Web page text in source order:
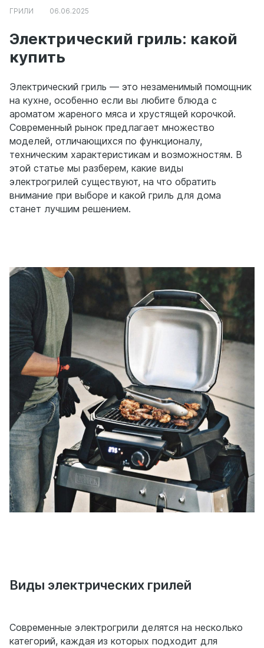
ГРИЛИ 06.06.2025
Электрический гриль: какой
купить
Электрический гриль — это незаменимый помощник
на кухне, особенно если вы любите блюда с
ароматом жареного мяса и хрустящей корочкой.
Современный рынок предлагает множество
моделей, отличающихся по функционалу,
техническим характеристикам и возможностям. В
этой статье мы разберем, какие виды
электрогрилей существуют, на что обратить
внимание при выборе и какой гриль для дома
станет лучшим решением.
Виды электрических грилей
Современные электрогрили делятся на несколько
категорий, каждая из которых подходит для